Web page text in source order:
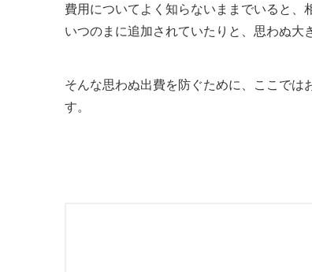
費用についてよく知らないままでいると
いつのまに追加されていたりと、思わぬ大
そんな思わぬ出費を防ぐために、ここでは
す。